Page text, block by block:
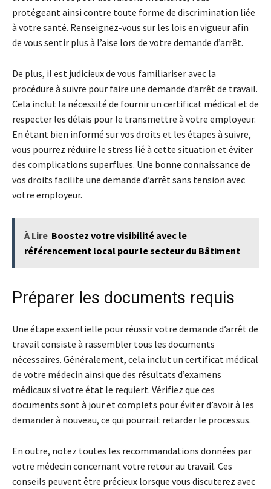
protégeant ainsi contre toute forme de discrimination liée
à votre santé. Renseignez-vous sur les lois en vigueur afin
de vous sentir plus à l’aise lors de votre demande d’arrêt.
De plus, il est judicieux de vous familiariser avec la
procédure à suivre pour faire une demande d’arrêt de travail.
Cela inclut la nécessité de fournir un certificat médical et de
respecter les délais pour le transmettre à votre employeur.
En étant bien informé sur vos droits et les étapes à suivre,
vous pourrez réduire le stress lié à cette situation et éviter
des complications superflues. Une bonne connaissance de
vos droits facilite une demande d’arrêt sans tension avec
votre employeur.
À Lire Boostez votre visibilité avec le
référencement local pour le secteur du Bâtiment
Préparer les documents requis
Une étape essentielle pour réussir votre demande d’arrêt de
travail consiste à rassembler tous les documents
nécessaires. Généralement, cela inclut un certificat médical
de votre médecin ainsi que des résultats d’examens
médicaux si votre état le requiert. Vérifiez que ces
documents sont à jour et complets pour éviter d’avoir à les
demander à nouveau, ce qui pourrait retarder le processus.
En outre, notez toutes les recommandations données par
votre médecin concernant votre retour au travail. Ces
conseils peuvent être précieux lorsque vous discuterez avec